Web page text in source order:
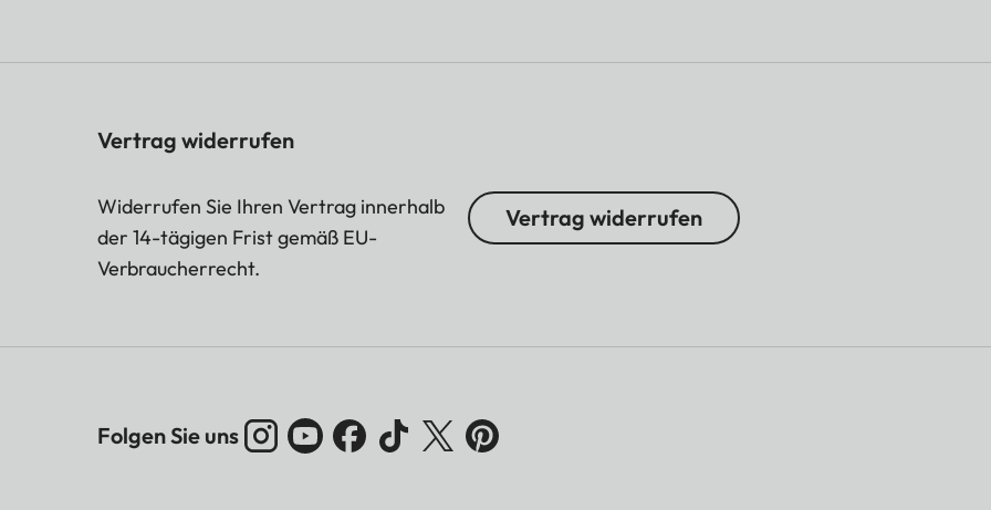
Vertrag widerrufen
Widerrufen Sie Ihren Vertrag innerhalb
der 14-tägigen Frist gemäß EU-
Verbraucherrecht.
Vertrag widerrufen
Folgen Sie uns